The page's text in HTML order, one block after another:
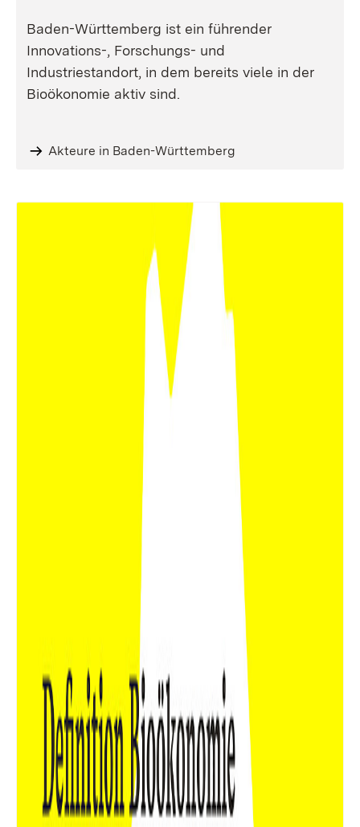
Baden-Württemberg ist ein führender
Innovations-, Forschungs- und
Industriestandort, in dem bereits viele in der
Bioökonomie aktiv sind.
Akteure in Baden-Württemberg